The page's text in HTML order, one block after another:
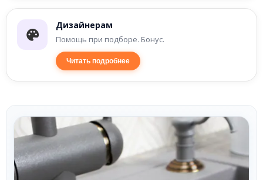
Дизайнерам
Помощь при подборе. Бонус.
Читать подробнее